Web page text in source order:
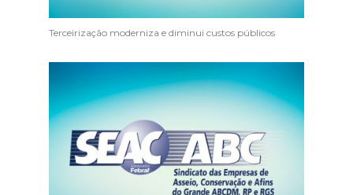
Terceirização moderniza e diminui custos públicos